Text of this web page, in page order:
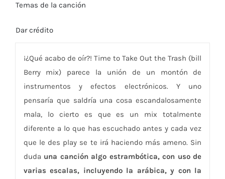
Temas de la canción
Dar crédito
¡¿Qué acabo de oír?! Time to Take Out the Trash (bill
Berry mix) parece la unión de un montón de
instrumentos y efectos electrónicos. Y uno
pensaría que saldría una cosa escandalosamente
mala, lo cierto es que es un mix totalmente
diferente a lo que has escuchado antes y cada vez
que le des play se te irá haciendo más ameno. Sin
duda una canción algo estrambótica, con uso de
varias escalas, incluyendo la arábica, y con la